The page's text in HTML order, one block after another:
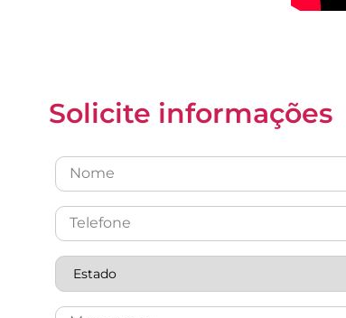
Solicite informações